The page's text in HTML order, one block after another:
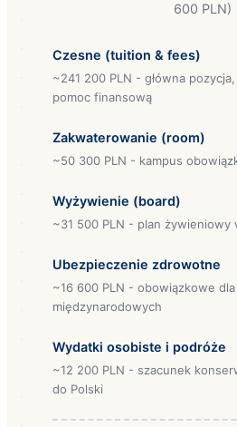
600 PLN)
Czesne (tuition & fees)
~241 200 PLN - główna
pomoc finansową
Zakwaterowanie (room)
~50 300 PLN - kampus
Wyżywienie (board)
~31 500 PLN - plan żywieniowy
Ubezpieczenie zdrowotne
~16 600 PLN - obowiązkowe
międzynarodowych
Wydatki osobiste i podróże
~12 200 PLN - szacunek
do Polski